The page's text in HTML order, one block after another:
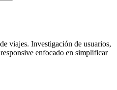
viajes. Investigación de usuarios,
enfocado en simplificar